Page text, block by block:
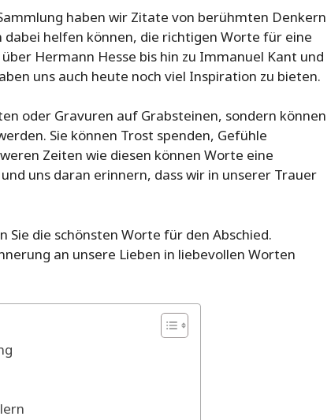
haben wir Zitate von berühmten Denkern
helfen können, die richtigen Worte für eine
Hermann Hesse bis hin zu Immanuel Kant und
uns auch heute noch viel Inspiration zu bieten.
oder Gravuren auf Grabsteinen, sondern können
Sie können Trost spenden, Gefühle
Zeiten wie diesen können Worte eine
uns daran erinnern, dass wir in unserer Trauer
Sie die schönsten Worte für den Abschied.
an unsere Lieben in liebevollen Worten